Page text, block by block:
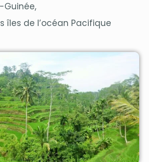
Guinée,
îles de l’océan Pacifique